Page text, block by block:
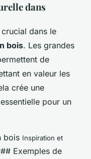
dans
dans le
bois. Les grandes
de
en valeur les
crée une
pour un
bois Inspiration et
Exemples de